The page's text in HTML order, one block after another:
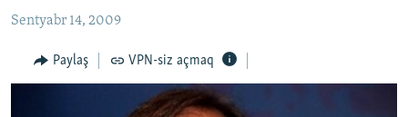
Axtarışa
FƏRQƏ BAX
QANUNI DOĞRU
Sentyabr 14, 2009
Paylaş VPN-siz açmaq